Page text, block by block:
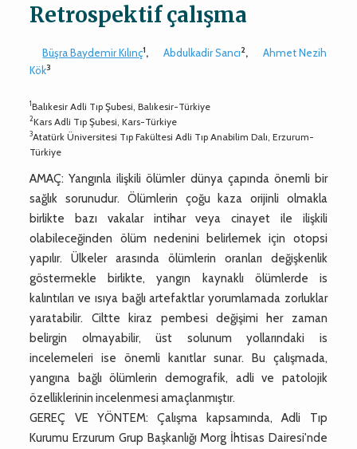
Retrospektif çalışma
Büşra Baydemir Kılınç1, Abdulkadir Sancı2,
Ahmet Nezih
Kök3
1Balıkesir Adli Tıp Şubesi, Balıkesir-Türkiye
2Kars Adli Tıp Şubesi, Kars-Türkiye
3Atatürk Üniversitesi Tıp Fakültesi Adli Tıp Anabilim Dalı, Erzurum-
Türkiye
AMAÇ: Yangınla ilişkili ölümler dünya çapında önemli bir
sağlık sorunudur. Ölümlerin çoğu kaza orijinli olmakla
birlikte bazı vakalar intihar veya cinayet ile ilişkili
olabileceğinden ölüm nedenini belirlemek için otopsi
yapılır. Ülkeler arasında ölümlerin oranları değişkenlik
göstermekle birlikte, yangın kaynaklı ölümlerde is
kalıntıları ve ısıya bağlı artefaktlar yorumlamada zorluklar
yaratabilir. Ciltte kiraz pembesi değişimi her zaman
belirgin olmayabilir, üst solunum yollarındaki is
incelemeleri ise önemli kanıtlar sunar. Bu çalışmada,
yangına bağlı ölümlerin demografik, adli ve patolojik
özelliklerinin incelenmesi amaçlanmıştır.
GEREÇ VE YÖNTEM: Çalışma kapsamında, Adli Tıp
Kurumu Erzurum Grup Başkanlığı Morg İhtisas Dairesi'nde